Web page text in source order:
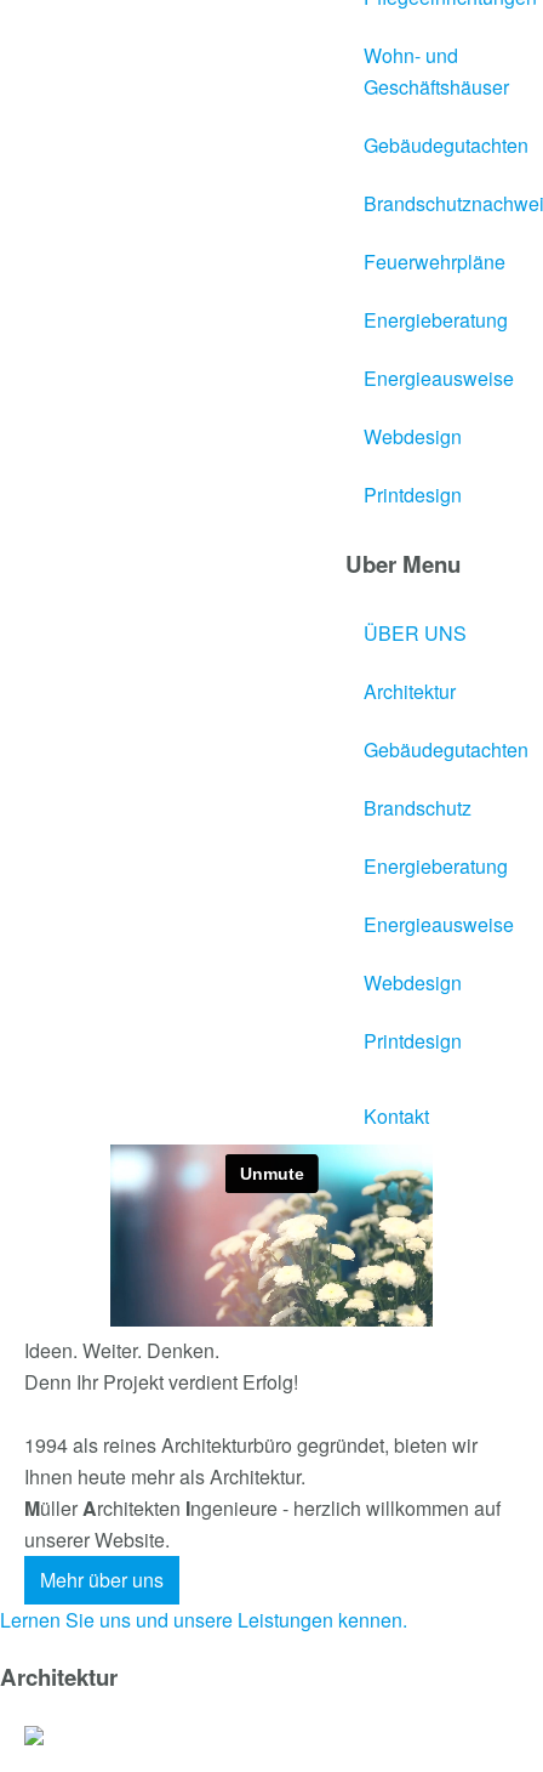
Wohn- und
Geschäftshäuser
Gebäudegutachten
Feuerwehrpläne
Energieberatung
Energieausweise
Webdesign
Printdesign
Uber Menu
ÜBER UNS
Architektur
Gebäudegutachten
Brandschutz
Energieberatung
Energieausweise
Webdesign
Printdesign
Kontakt
Ideen. Weiter. Denken.
Denn Ihr Projekt verdient Erfolg!
1994 als reines Architekturbüro gegründet, bieten wir
Ihnen heute mehr als Architektur.
MüllerArchitekten Ingenieure - herzlich willkommen auf
unserer Website.
Mehr über uns
Lernen Sie uns und unsere Leistungen kennen.
Architektur